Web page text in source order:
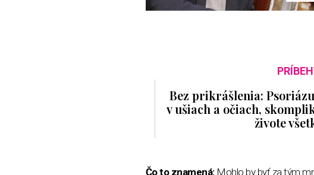
Bez prikrášlenia:
v ušiach a očiach,
živote
Čo to znamená:Mohlo by byť za tým